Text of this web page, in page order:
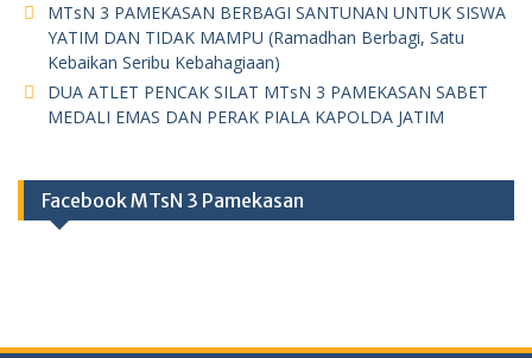
MTsN 3 PAMEKASAN BERBAGI SANTUNAN UNTUK SISWA
YATIM DAN TIDAK MAMPU (Ramadhan Berbagi, Satu
Kebaikan Seribu Kebahagiaan)
DUA ATLET PENCAK SILAT MTsN 3 PAMEKASAN SABET
MEDALI EMAS DAN PERAK PIALA KAPOLDA JATIM
Facebook MTsN 3 Pamekasan